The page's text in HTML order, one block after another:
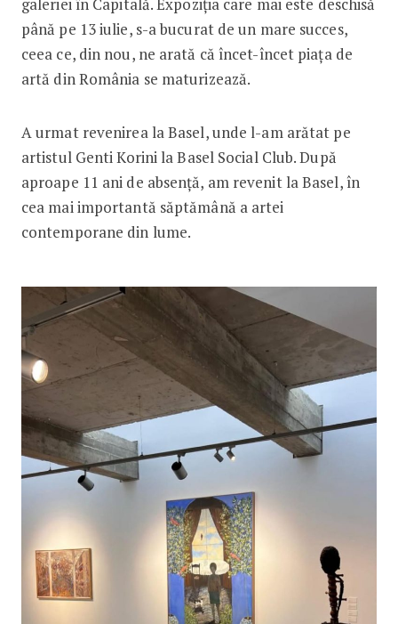
până pe 13 iulie, s-a bucurat de un mare succes,
ceea ce, din nou, ne arată că încet-încet piața de
artă din România se maturizează.
A urmat revenirea la Basel, unde l-am arătat pe
artistul Genti Korini la Basel Social Club. După
aproape 11 ani de absență, am revenit la Basel, în
cea mai importantă săptămână a artei
contemporane din lume.